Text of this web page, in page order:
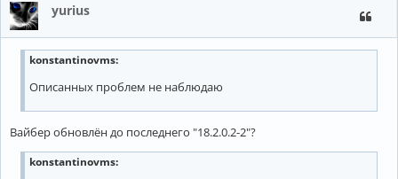
yurius
konstantinovms:
Описанных проблем не наблюдаю
Вайбер обновлён до последнего "18.2.0.2-2"?
konstantinovms: